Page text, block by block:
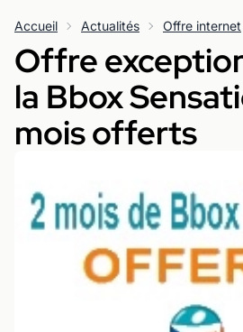
Accueil Actualités Offre internet
Offre
la Bbox
mois offerts